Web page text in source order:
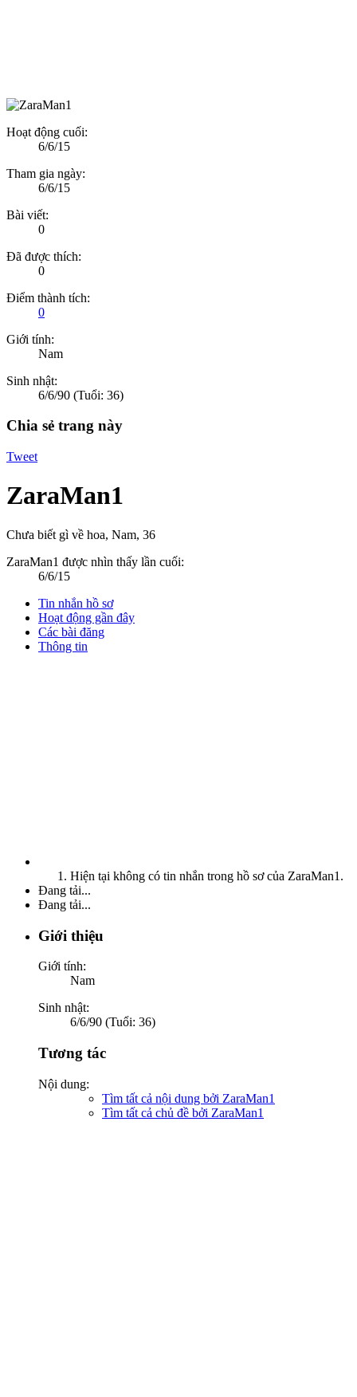
Hoạt động cuối:
6/6/15
Tham gia ngày:
6/6/15
Bài viết:
0
Đã được thích:
0
Điểm thành tích:
0
Giới tính:
Nam
Sinh nhật:
6/6/90 (Tuổi: 36)
Chia sẻ trang này
Tweet
ZaraMan1
Chưa biết gì về hoa, Nam, 36
ZaraMan1 được nhìn thấy lần cuối:
6/6/15
Tin nhắn hồ sơ
Hoạt động gần đây
Các bài đăng
Thông tin
Hiện tại không có tin nhắn trong hồ sơ của ZaraMan1.
Đang tải...
Đang tải...
Giới thiệu
Giới tính:
Nam
Sinh nhật:
6/6/90 (Tuổi: 36)
Tương tác
Nội dung:
Tìm tất cả nội dung bởi ZaraMan1
Tìm tất cả chủ đề bởi ZaraMan1